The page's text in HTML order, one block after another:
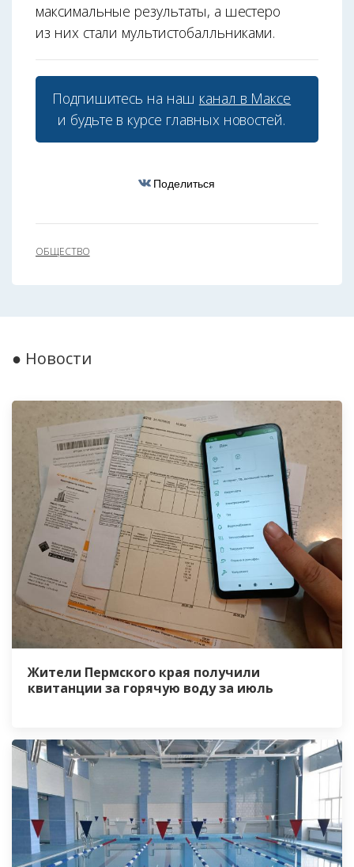
максимальные результаты, а шестеро
из них стали мультистобалльниками.
Подпишитесь на наш канал в Максе
и будьте в курсе главных новостей.
Поделиться
ОБЩЕСТВО
● Новости
Жители Пермского края получили
квитанции за горячую воду за июль